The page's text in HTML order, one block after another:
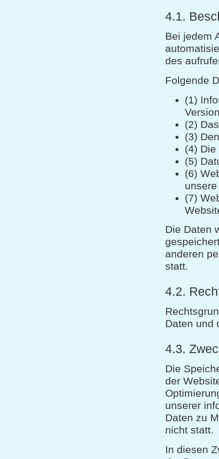
4.1.
Bei jedem
des
Folgende
(1)
(2)
(3)
(4)
(5)
(6)
(7)
Die Daten
anderen
statt.
4.2.
Daten und
4.3.
Die
der
unserer
Daten zu
nicht statt.
In diesen